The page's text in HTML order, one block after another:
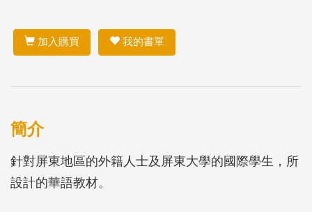
加入購買 我的書單
簡介
針對屏東地區的外籍人士及屏東大學的國際學生，所
設計的華語教材。